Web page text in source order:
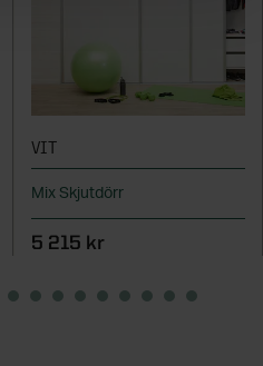
VIT
Mix Skjutdörr
5 215 kr